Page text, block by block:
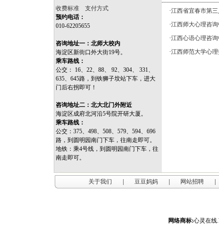
收费标准 支付方式
预约电话：
010-62205655
咨询地址一：北师大校内
海淀区新街口外大街19号。
乘车路线：
公交： 16、22、88、 92、304、 331、
635、645路，到铁狮子坟站下车，进大
门后右拐即可！
咨询地址二：北大北门外附近
海淀区成府北河沿5号院开研大厦。
乘车路线：
公交：375、498、508、579、594、696
路，到圆明园南门下车，往南走即可。
地铁：乘4号线，到圆明园南门下车，往
南走即可。
·江西省宜春市第
·江西师大心理咨询
·江西心语心理咨询
·江西师范大学心
关于我们 豆豆妈妈 网站招聘
网络商标:心灵在线